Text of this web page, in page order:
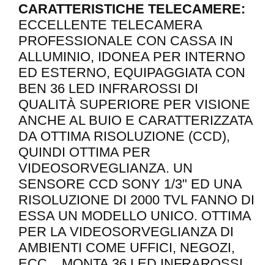
CARATTERISTICHE TELECAMERE:
ECCELLENTE TELECAMERA
PROFESSIONALE CON CASSA IN
ALLUMINIO, IDONEA PER INTERNO
ED ESTERNO, EQUIPAGGIATA CON
BEN 36 LED INFRAROSSI DI
QUALITÀ SUPERIORE PER VISIONE
ANCHE AL BUIO E CARATTERIZZATA
DA OTTIMA RISOLUZIONE (CCD),
QUINDI OTTIMA PER
VIDEOSORVEGLIANZA. UN
SENSORE CCD SONY 1/3" ED UNA
RISOLUZIONE DI 2000 TVL FANNO DI
ESSA UN MODELLO UNICO. OTTIMA
PER LA VIDEOSORVEGLIANZA DI
AMBIENTI COME UFFICI, NEGOZI,